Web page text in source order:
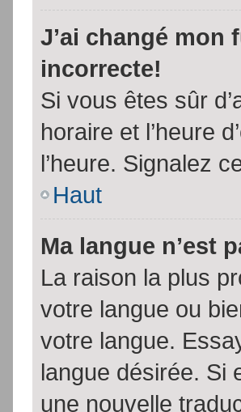
J’ai changé mon
incorrecte!
Si vous êtes sûr
horaire et l’heure
l’heure. Signalez
Haut
Ma langue n’est
La raison la plus
votre langue ou
votre langue.
langue désirée. Si
une nouvelle